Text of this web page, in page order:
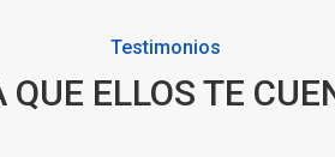
Testimonios
QUE ELLOS TE